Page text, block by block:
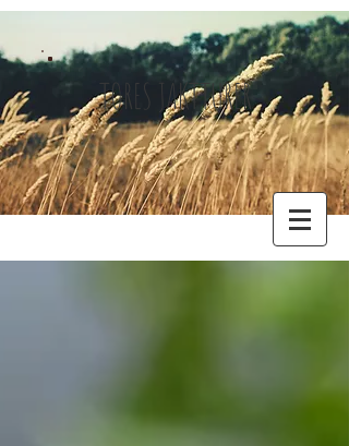
TORES JAKTTURER